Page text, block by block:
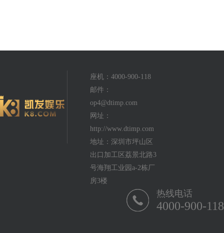
座机：4000-900-118
邮件：
op4@dtimp.com
网址：
http://www.dtimp.com
地址：深圳市坪山区
出口加工区荔景北路3
号海翔工业园a-2栋厂
房3楼
热线电话
4000-900-118